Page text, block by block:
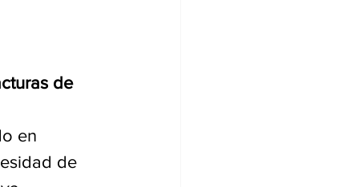
de
en
de